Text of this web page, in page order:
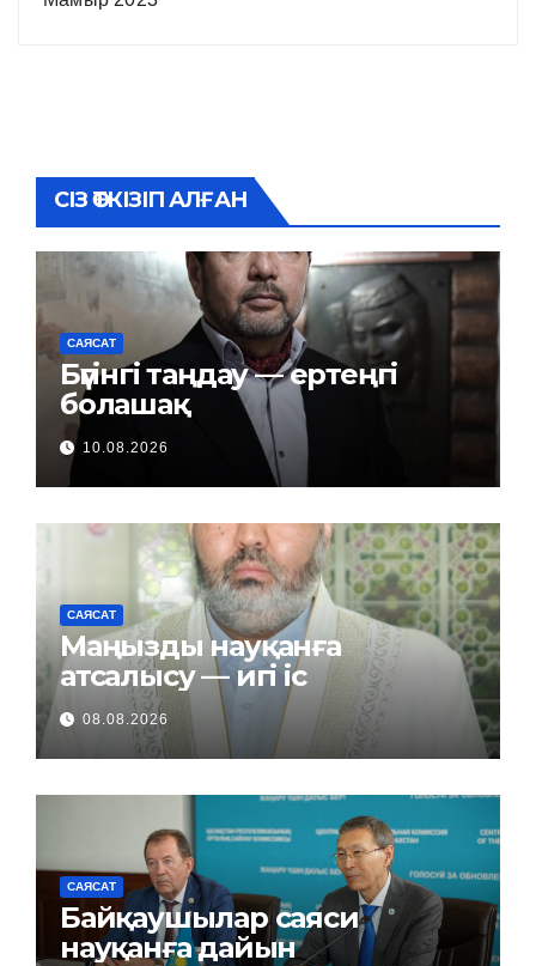
СІЗ ӨТКІЗІП АЛҒАН
САЯСАТ
Бүгінгі таңдау — ертеңгі
болашақ
10.08.2026
САЯСАТ
Маңызды науқанға
атсалысу — игі іс
08.08.2026
САЯСАТ
Байқаушылар саяси
науқанға дайын